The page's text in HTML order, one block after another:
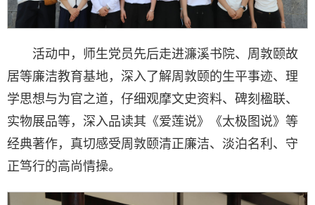
活动中，师生党员先后走进濂溪书院、周敦颐故
居等廉洁教育基地，深入了解周敦颐的生平事迹、理
学思想与为官之道，仔细观摩文史资料、碑刻楹联、
实物展品等，深入品读其《爱莲说》《太极图说》等
经典著作，真切感受周敦颐清正廉洁、淡泊名利、守
正笃行的高尚情操。